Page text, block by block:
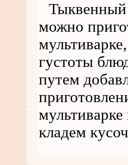
Тыквенный
можно
густоты
путем
кладем